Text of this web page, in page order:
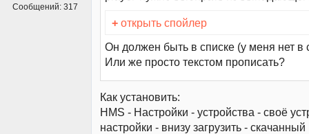
Сообщений: 317
+ открыть спойлер
Он должен быть в списке (у меня нет в
Или же просто текстом прописать?
Как установить:
HMS - Настройки - устройства - своё
настройки - внизу загрузить -